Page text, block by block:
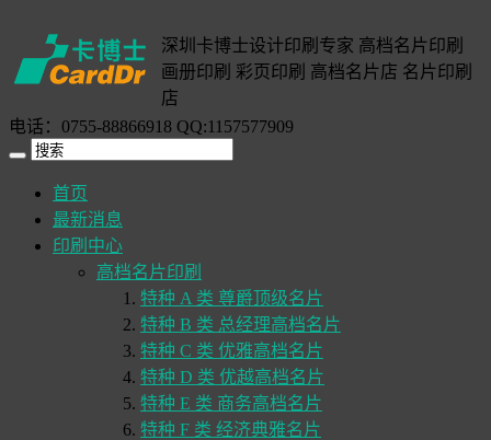
深圳卡博士设计印刷专家 高档名片印刷
画册印刷 彩页印刷 高档名片店 名片印刷
店
电话：0755-88866918 QQ:1157577909
首页
最新消息
印刷中心
高档名片印刷
特种 A 类 尊爵顶级名片
特种 B 类 总经理高档名片
特种 C 类 优雅高档名片
特种 D 类 优越高档名片
特种 E 类 商务高档名片
特种 F 类 经济典雅名片